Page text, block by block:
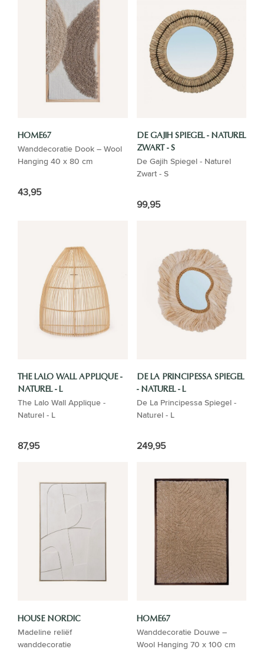
HOME67
Wanddecoratie Dook – Wool
Hanging 40 x 80 cm
43,95
DE GAJIH SPIEGEL - NATUREL
ZWART - S
De Gajih Spiegel - Naturel
Zwart - S
99,95
THE LALO WALL APPLIQUE -
NATUREL - L
The Lalo Wall Applique -
Naturel - L
87,95
DE LA PRINCIPESSA SPIEGEL
- NATUREL - L
De La Principessa Spiegel -
Naturel - L
249,95
HOUSE NORDIC
Madeline reliëf
wanddecoratie
HOME67
Wanddecoratie Douwe –
Wool Hanging 70 x 100 cm